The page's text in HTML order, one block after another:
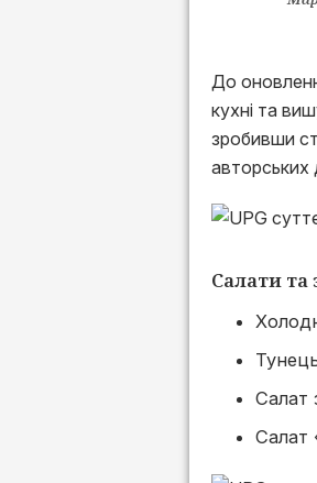
До
кухні та
зробивши
авторських
Салати та
Салат
Салат